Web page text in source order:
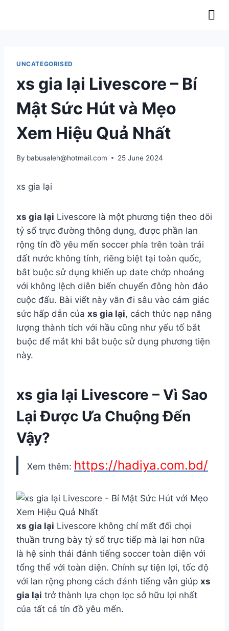
UNCATEGORISED
xs gia lại Livescore – Bí
Mật Sức Hút và Mẹo
Xem Hiệu Quả Nhất
By babusaleh@hotmail.com 25 June 2024
xs gia lại
xs gia lại Livescore là một phương tiện theo dõi
tỷ số trực đường thông dụng, được phần lan
rộng tín đồ yêu mến soccer phía trên toàn trái
đất nước không tính, riêng biệt tại toàn quốc,
bắt buộc sử dụng khiến up date chớp nhoáng
với không lệch diễn biến chuyển đông hòn đảo
cuộc đấu. Bài viết này vẫn đi sâu vào cảm giác
sức hấp dẫn của xs gia lại, cách thức nạp năng
lượng thành tích với hầu cũng như yếu tố bắt
buộc để mắt khi bắt buộc sử dụng phương tiện
này.
xs gia lại Livescore – Vì Sao
Lại Được Ưa Chuộng Đến
Vậy?
Xem thêm: https://hadiya.com.bd/
xs gia lại Livescore không chỉ mất đối chọi
thuần trưng bày tỷ số trực tiếp mà lại hơn nữa
là hệ sinh thái đánh tiếng soccer toàn diện với
tổng thể với toàn diện. Chính sự tiện lợi, tốc độ
với lan rộng phong cách đánh tiếng vẫn giúp xs
gia lại trở thành lựa chọn lọc sở hữu lợi nhất
của tất cả tín đồ yêu mến.